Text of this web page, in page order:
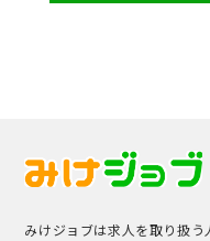
みけジョブは求人を取り扱う